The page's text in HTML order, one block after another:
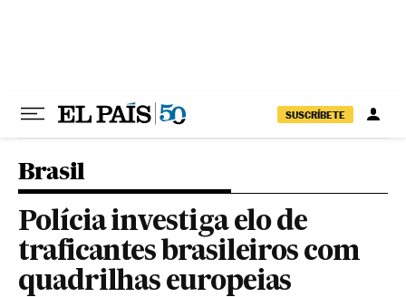
SUSCRÍBETE
Brasil
Polícia investiga elo de
traficantes brasileiros com
quadrilhas europeias